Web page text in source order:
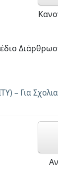
– Για